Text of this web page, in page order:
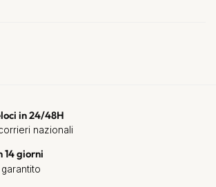
in 24/48H
nazionali
14 giorni